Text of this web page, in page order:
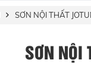
SƠN NỘI THẤT
SƠN NỘI